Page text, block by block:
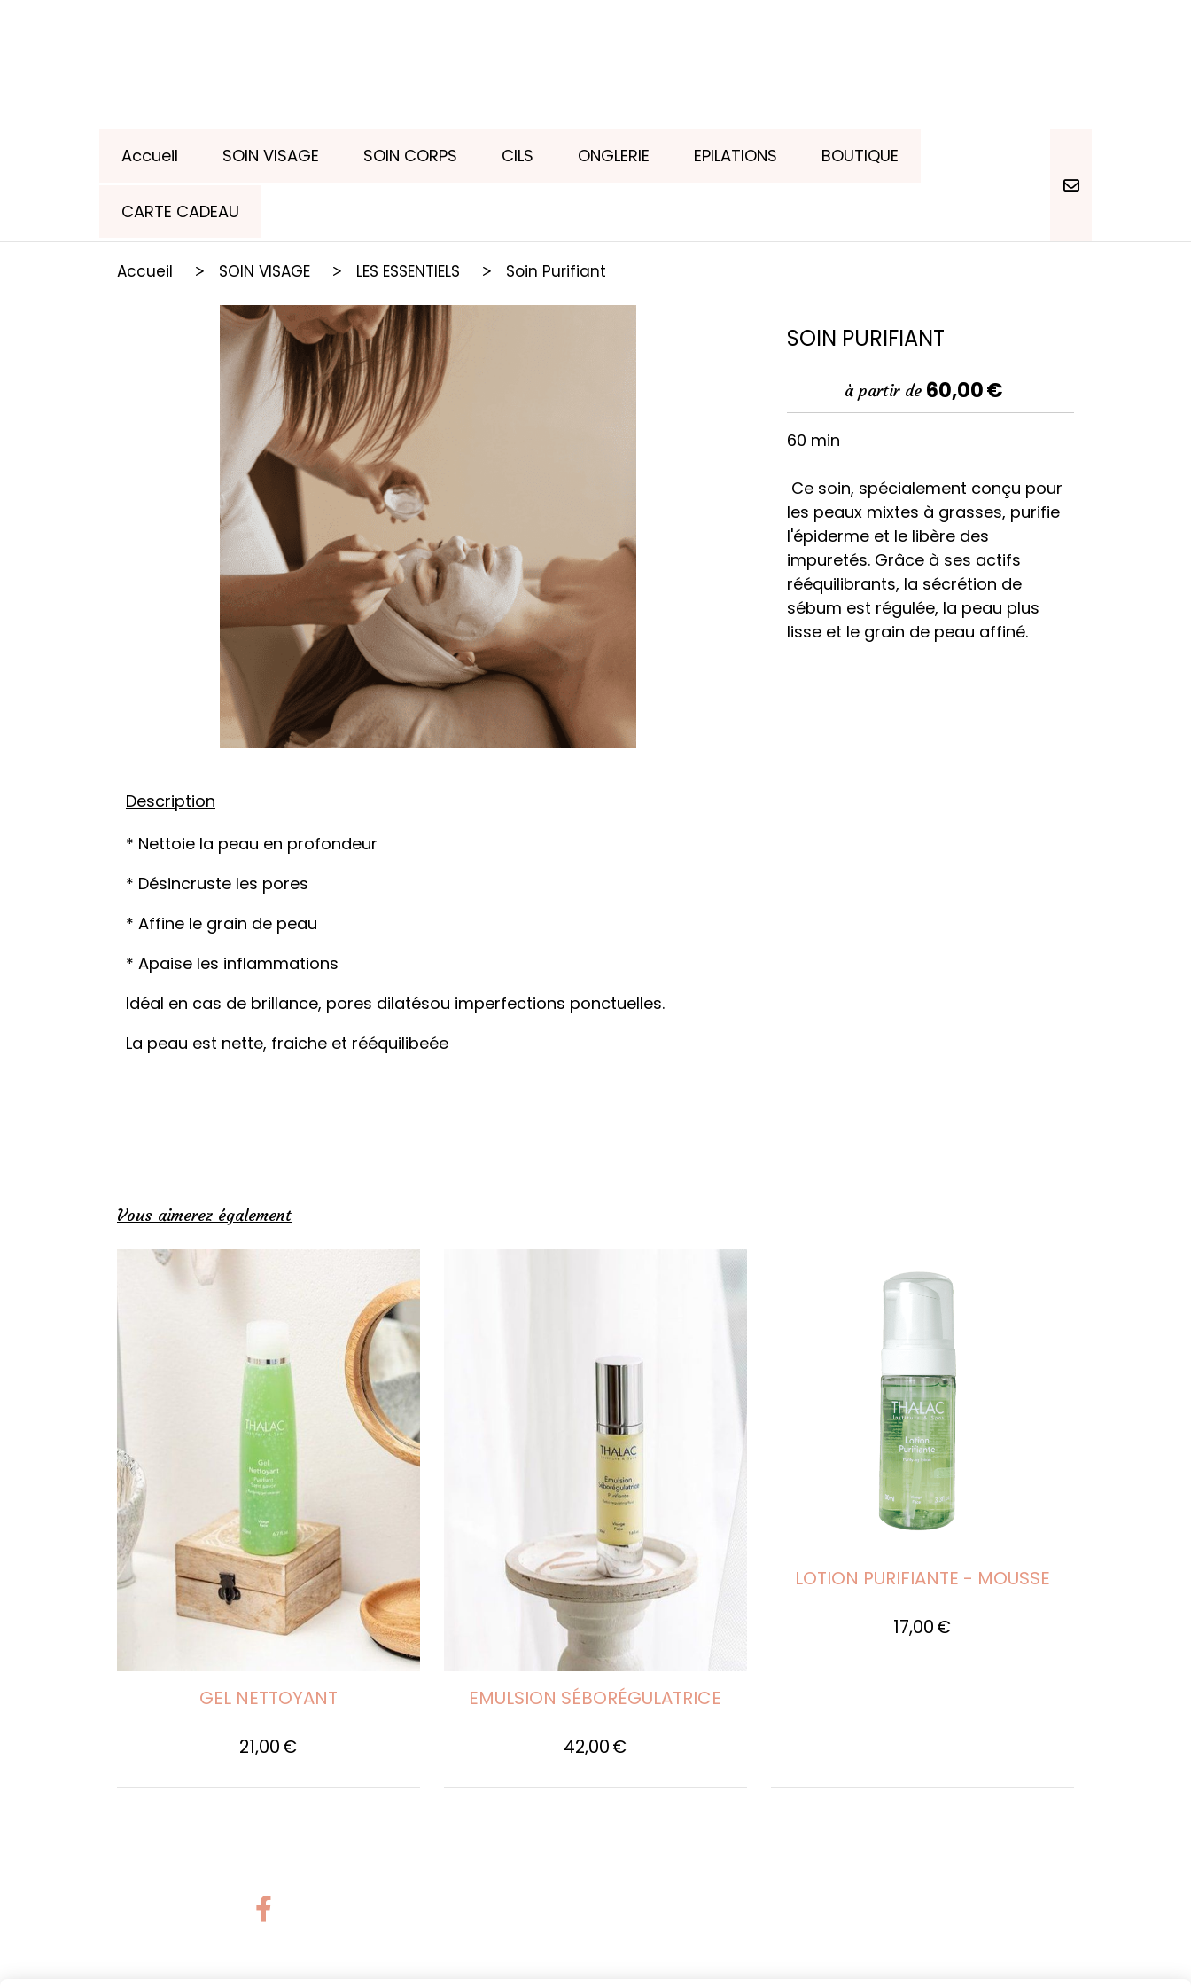
Accueil SOIN VISAGE SOIN CORPS CILS ONGLERIE EPILATIONS BOUTIQUE
CARTE CADEAU
Accueil SOIN VISAGE LES ESSENTIELS Soin Purifiant
SOIN PURIFIANT
à partir de 60,00€
60 min
Ce soin, spécialement conçu pour
les peaux mixtes à grasses, purifie
l'épiderme et le libère des
impuretés. Grâce à ses actifs
rééquilibrants, la sécrétion de
sébum est régulée, la peau plus
lisse et le grain de peau affiné.
Description
* Nettoie la peau en profondeur
* Désincruste les pores
* Affine le grain de peau
* Apaise les inflammations
Idéal en cas de brillance, pores dilatésou imperfections ponctuelles.
La peau est nette, fraiche et rééquilibeée
Vous aimerez également
GEL NETTOYANT
21,00€
EMULSION SÉBORÉGULATRICE
42,00€
LOTION PURIFIANTE - MOUSSE
17,00€
